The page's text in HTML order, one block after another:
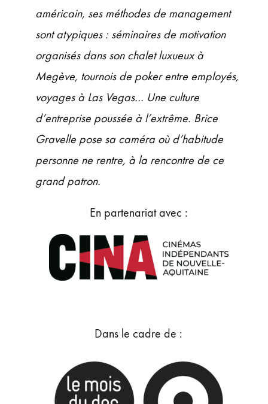
américain, ses méthodes de management
sont atypiques : séminaires de motivation
organisés dans son chalet luxueux à
Megève, tournois de poker entre employés,
voyages à Las Vegas… Une culture
d’entreprise poussée à l’extrême. Brice
Gravelle pose sa caméra où d’habitude
personne ne rentre, à la rencontre de ce
grand patron.
En partenariat avec :
Dans le cadre de :